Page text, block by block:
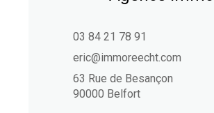
03 84 21 78 91
eric@immoreecht.com
63 Rue de Besançon
90000 Belfort